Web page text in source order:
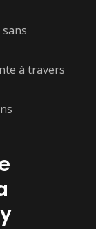
à travers